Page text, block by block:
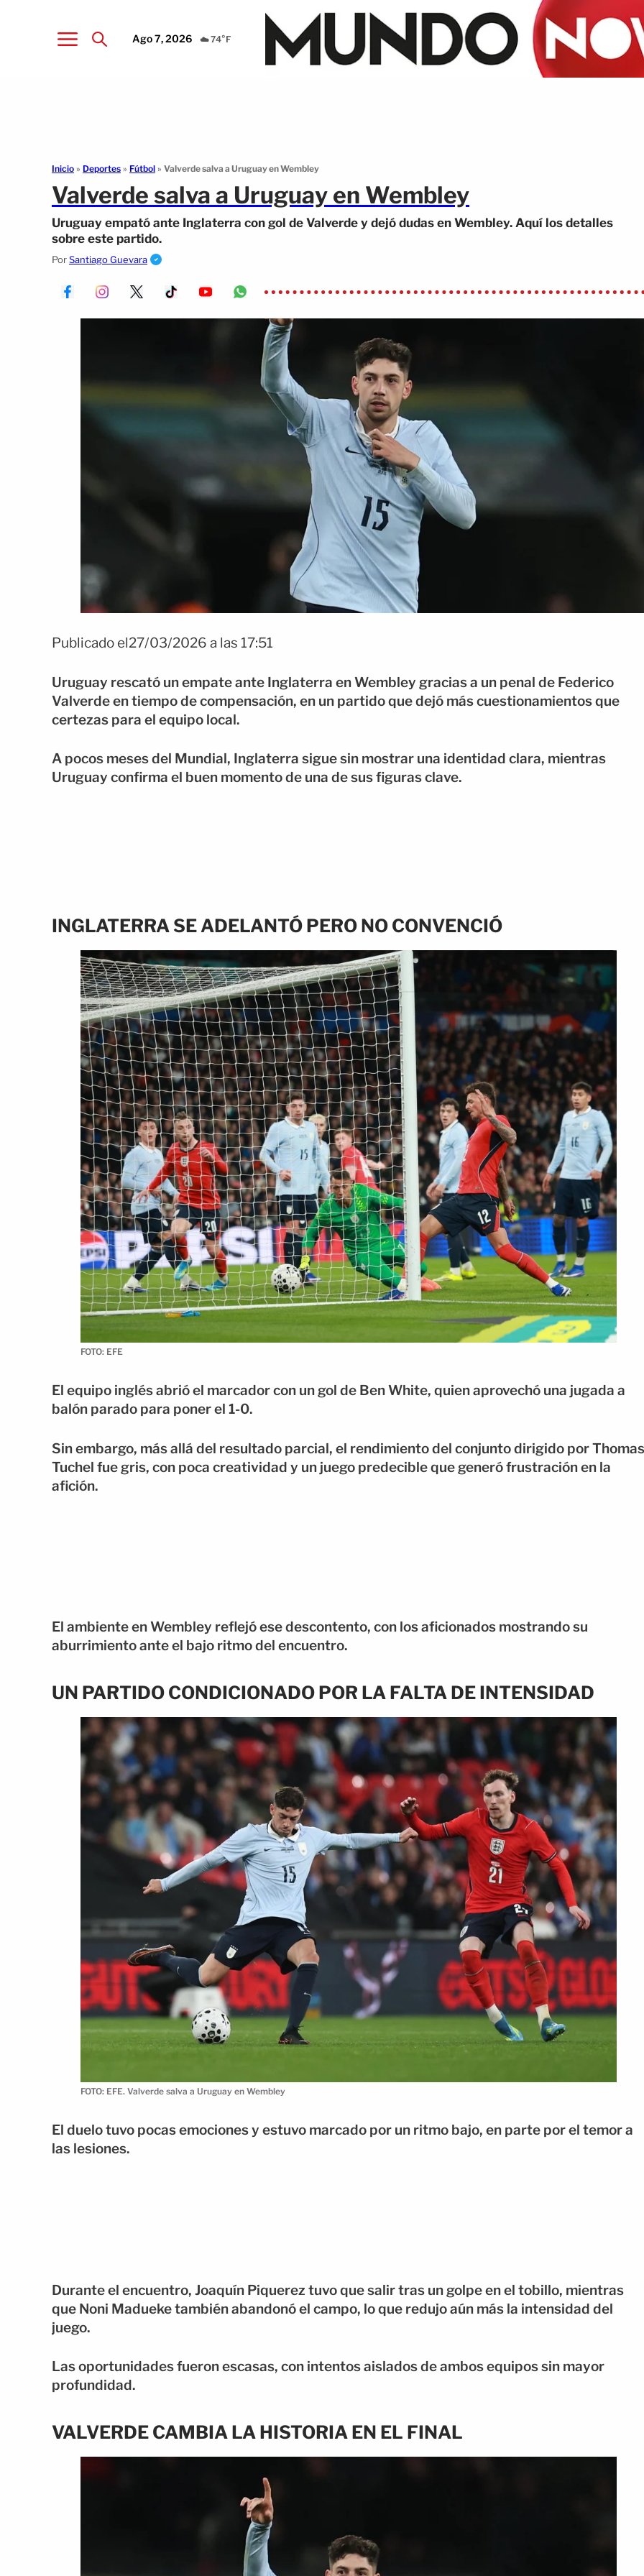
Ago 7, 2026 ☁️ 74°F
Inicio » Deportes » Fútbol » Valverde salva a Uruguay en Wembley
Valverde salva a Uruguay en Wembley
Uruguay empató ante Inglaterra con gol de Valverde y dejó dudas en Wembley. Aquí los detalles
sobre este partido.
PorSantiago Guevara
Publicado el27/03/2026 a las 17:51
Uruguay rescató un empate ante Inglaterra en Wembley gracias a un penal de Federico
Valverde en tiempo de compensación, en un partido que dejó más cuestionamientos que
certezas para el equipo local.
A pocos meses del Mundial, Inglaterra sigue sin mostrar una identidad clara, mientras
Uruguay confirma el buen momento de una de sus figuras clave.
INGLATERRA SE ADELANTÓ PERO NO CONVENCIÓ
FOTO: EFE
El equipo inglés abrió el marcador con un gol de Ben White, quien aprovechó una jugada a
balón parado para poner el 1-0.
Sin embargo, más allá del resultado parcial, el rendimiento del conjunto dirigido por Thomas
Tuchel fue gris, con poca creatividad y un juego predecible que generó frustración en la
afición.
El ambiente en Wembley reflejó ese descontento, con los aficionados mostrando su
aburrimiento ante el bajo ritmo del encuentro.
UN PARTIDO CONDICIONADO POR LA FALTA DE INTENSIDAD
FOTO: EFE. Valverde salva a Uruguay en Wembley
El duelo tuvo pocas emociones y estuvo marcado por un ritmo bajo, en parte por el temor a
las lesiones.
Durante el encuentro, Joaquín Piquerez tuvo que salir tras un golpe en el tobillo, mientras
que Noni Madueke también abandonó el campo, lo que redujo aún más la intensidad del
juego.
Las oportunidades fueron escasas, con intentos aislados de ambos equipos sin mayor
profundidad.
VALVERDE CAMBIA LA HISTORIA EN EL FINAL